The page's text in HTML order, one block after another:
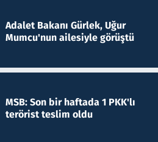
Adalet Bakanı Gürlek, Uğur
Mumcu'nun ailesiyle görüştü
MSB: Son bir haftada 1 PKK'lı
terörist teslim oldu